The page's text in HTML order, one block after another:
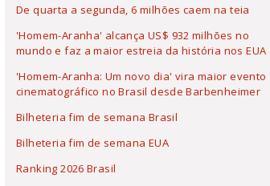
De quarta a segunda, 6 milhões caem na teia
'Homem-Aranha' alcança US$ 932 milhões no
mundo e faz a maior estreia da história nos EUA
'Homem-Aranha: Um novo dia' vira maior evento
cinematográfico no Brasil desde Barbenheimer
Bilheteria fim de semana Brasil
Bilheteria fim de semana EUA
Ranking 2026 Brasil